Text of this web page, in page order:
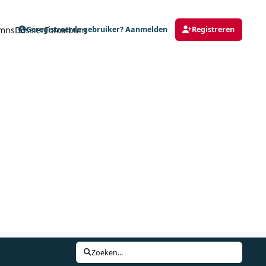
DossierFotoalbum
Geregistreerde gebruiker? Aanmelden Registreren
Zoeken...